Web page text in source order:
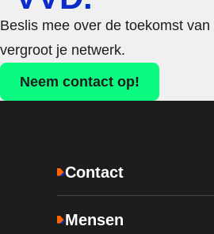
Beslis mee over de toekomst
vergroot je netwerk.
Neem contact op!
Contact
Mensen